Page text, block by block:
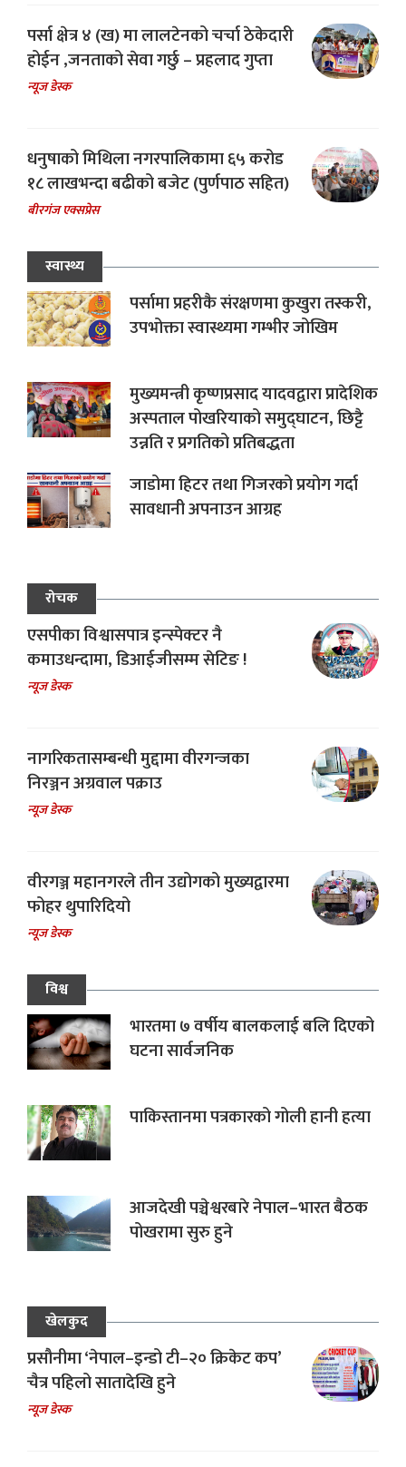
पर्सा क्षेत्र ४ (ख) मा लालटेनको चर्चा ठेकेदारी
होईन ,जनताको सेवा गर्छु – प्रहलाद गुप्ता
न्यूज डेस्क
धनुषाको मिथिला नगरपालिकामा ६५ करोड
१८ लाखभन्दा बढीको बजेट (पुर्णपाठ सहित)
बीरगंज एक्सप्रेस
स्वास्थ्य
पर्सामा प्रहरीकै संरक्षणमा कुखुरा तस्करी,
उपभोक्ता स्वास्थ्यमा गम्भीर जोखिम
मुख्यमन्त्री कृष्णप्रसाद यादवद्वारा प्रादेशिक
अस्पताल पोखरियाको समुद्घाटन, छिट्टै
उन्नति र प्रगतिको प्रतिबद्धता
जाडोमा हिटर तथा गिजरको प्रयोग गर्दा
सावधानी अपनाउन आग्रह
रोचक
एसपीका विश्वासपात्र इन्स्पेक्टर नै
कमाउधन्दामा, डिआईजीसम्म सेटिङ !
न्यूज डेस्क
नागरिकतासम्बन्धी मुद्दामा वीरगन्जका
निरञ्जन अग्रवाल पक्राउ
न्यूज डेस्क
वीरगञ्ज महानगरले तीन उद्योगको मुख्यद्वारमा
फोहर थुपारिदियो
न्यूज डेस्क
विश्व
भारतमा ७ वर्षीय बालकलाई बलि दिएको
घटना सार्वजनिक
पाकिस्तानमा पत्रकारको गोली हानी हत्या
आजदेखी पञ्चेश्वरबारे नेपाल–भारत बैठक
पोखरामा सुरु हुने
खेलकुद
प्रसौनीमा ‘नेपाल–इन्डो टी–२० क्रिकेट कप’
चैत्र पहिलो सातादेखि हुने
न्यूज डेस्क